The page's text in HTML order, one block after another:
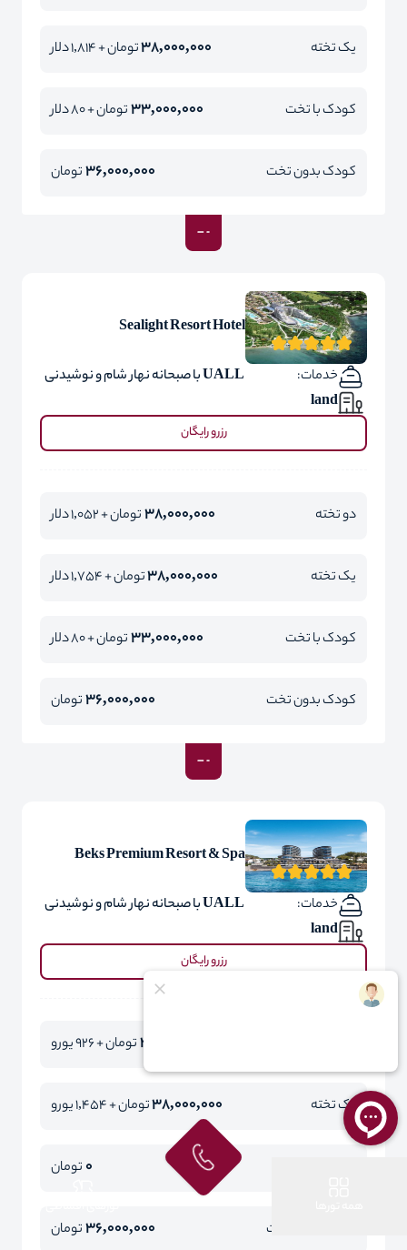
یک تخته 38,000,000تومان + 1,814 دلار
کودک با تخت 33,000,000تومان + 80 دلار
کودک بدون تخت 36,000,000تومان
Sealight Resort Hotel
خدمات:
UALL با صبحانه نهار شام و نوشیدنی
land
رزرو رایگان
دو تخته 38,000,000تومان + 1,052 دلار
یک تخته 38,000,000تومان + 1,754 دلار
کودک با تخت 33,000,000تومان + 80 دلار
کودک بدون تخت 36,000,000تومان
Beks Premium Resort & Spa
خدمات:
UALL با صبحانه نهار شام و نوشیدنی
land
رزرو رایگان
38,000,000تومان + 926 یورو
یک تخته 38,000,000تومان + 1,454 یورو
0تومان
کودک بدون تخت 36,000,000تومان